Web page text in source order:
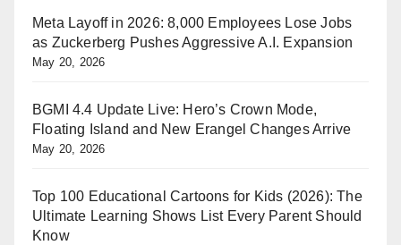
Meta Layoff in 2026: 8,000 Employees Lose Jobs
as Zuckerberg Pushes Aggressive A.I. Expansion
May 20, 2026
BGMI 4.4 Update Live: Hero’s Crown Mode,
Floating Island and New Erangel Changes Arrive
May 20, 2026
Top 100 Educational Cartoons for Kids (2026): The
Ultimate Learning Shows List Every Parent Should
Know